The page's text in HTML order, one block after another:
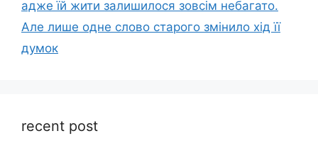
адже їй жити залишилося зовсім небагато.
Але лише одне слово старого змінило хід її
думок
recent post